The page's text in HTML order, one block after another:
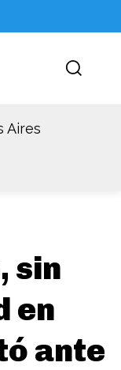
Aires
sin
en
ante